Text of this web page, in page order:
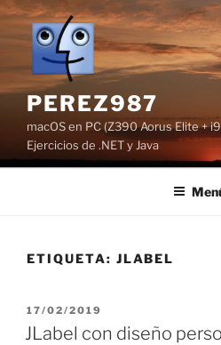
Saltar
contenido
PEREZ987
macOS en PC (Z390 Aorus Elite +
Ejercicios de .NET y Java
ETIQUETA: JLABEL
PUBLICADO
EL
17/02/2019
JLabel con diseño